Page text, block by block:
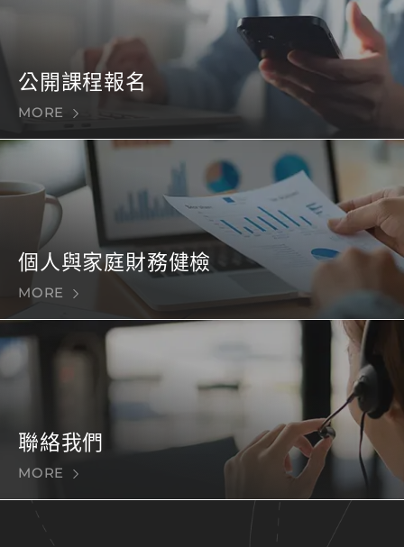
公開課程報名
MORE
個人與家庭財務健檢
MORE
聯絡我們
MORE